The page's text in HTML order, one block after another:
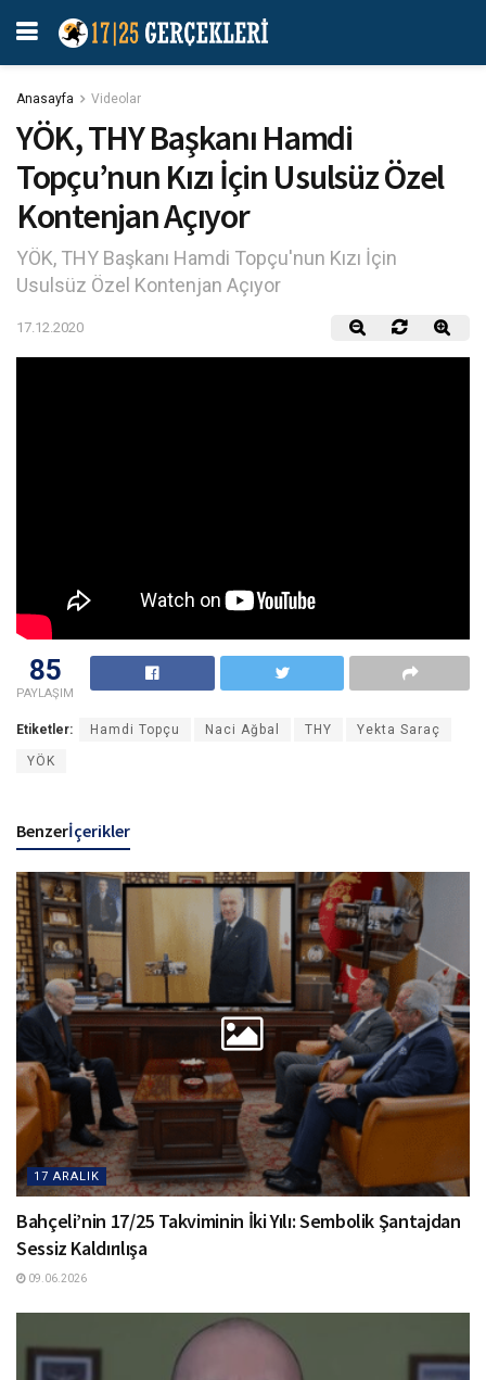
Anasayfa Videolar
YÖK, THY Başkanı Hamdi
Topçu’nun Kızı İçin Usulsüz Özel
Kontenjan Açıyor
YÖK, THY Başkanı Hamdi Topçu'nun Kızı İçin
Usulsüz Özel Kontenjan Açıyor
17.12.2020
85
PAYLAŞIM
Etiketler: Hamdi Topçu Naci Ağbal THY Yekta Saraç
YÖK
Benzerİçerikler
17 ARALIK
Bahçeli’nin 17/25 Takviminin İki Yılı: Sembolik Şantajdan
Sessiz Kaldırılışa
09.06.2026